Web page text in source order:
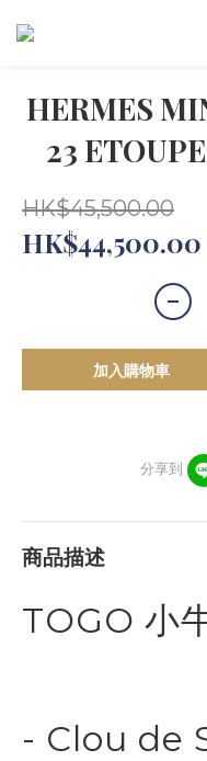
HERMES
23
HK$45,500.00
HK$44,500.00
加入購物車
分享到
商品描述
TOGO 小
- Clou de